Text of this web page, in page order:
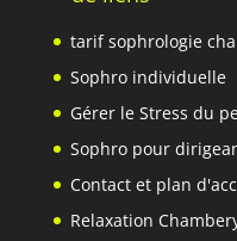
tarif sophrologie
Sophro individuelle
Gérer le Stress du
Sophro pour
Contact et plan
Relaxation